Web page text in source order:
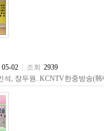
05-02 조회 2939
석, 장두원. KCNTV한중방송(韩